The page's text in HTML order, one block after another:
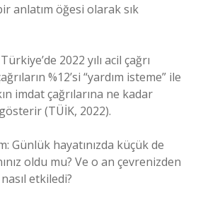
anlatım öğesi olarak sık
2022 yılı acil çağrı
%12’si “yardım isteme” ile
imdat çağrılarına ne kadar
(TÜİK, 2022).
Günlük hayatınızda küçük de
oldu mu? Ve o an çevrenizden
etkiledi?